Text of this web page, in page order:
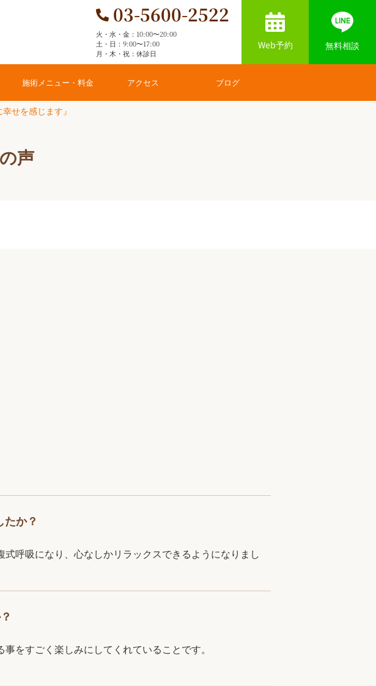
03-5600-2522
火・水・金：10:00〜20:00
土・日：9:00〜17:00
月・木・祝：休診日
Web予約 無料相談
施術メニュー・料金 アクセス ブログ
せを感じます』
声
か？
呼吸になり、心なしかリラックスできるようになりまし
をすごく楽しみにしてくれていることです。